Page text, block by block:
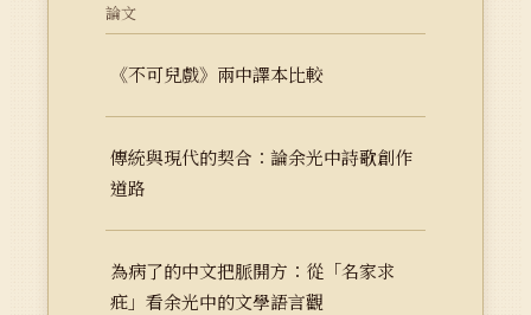
論文
《不可兒戲》兩中譯本比較
傳統與現代的契合：論余光中詩歌創作
道路
為病了的中文把脈開方：從「名家求
疪」看余光中的文學語言觀